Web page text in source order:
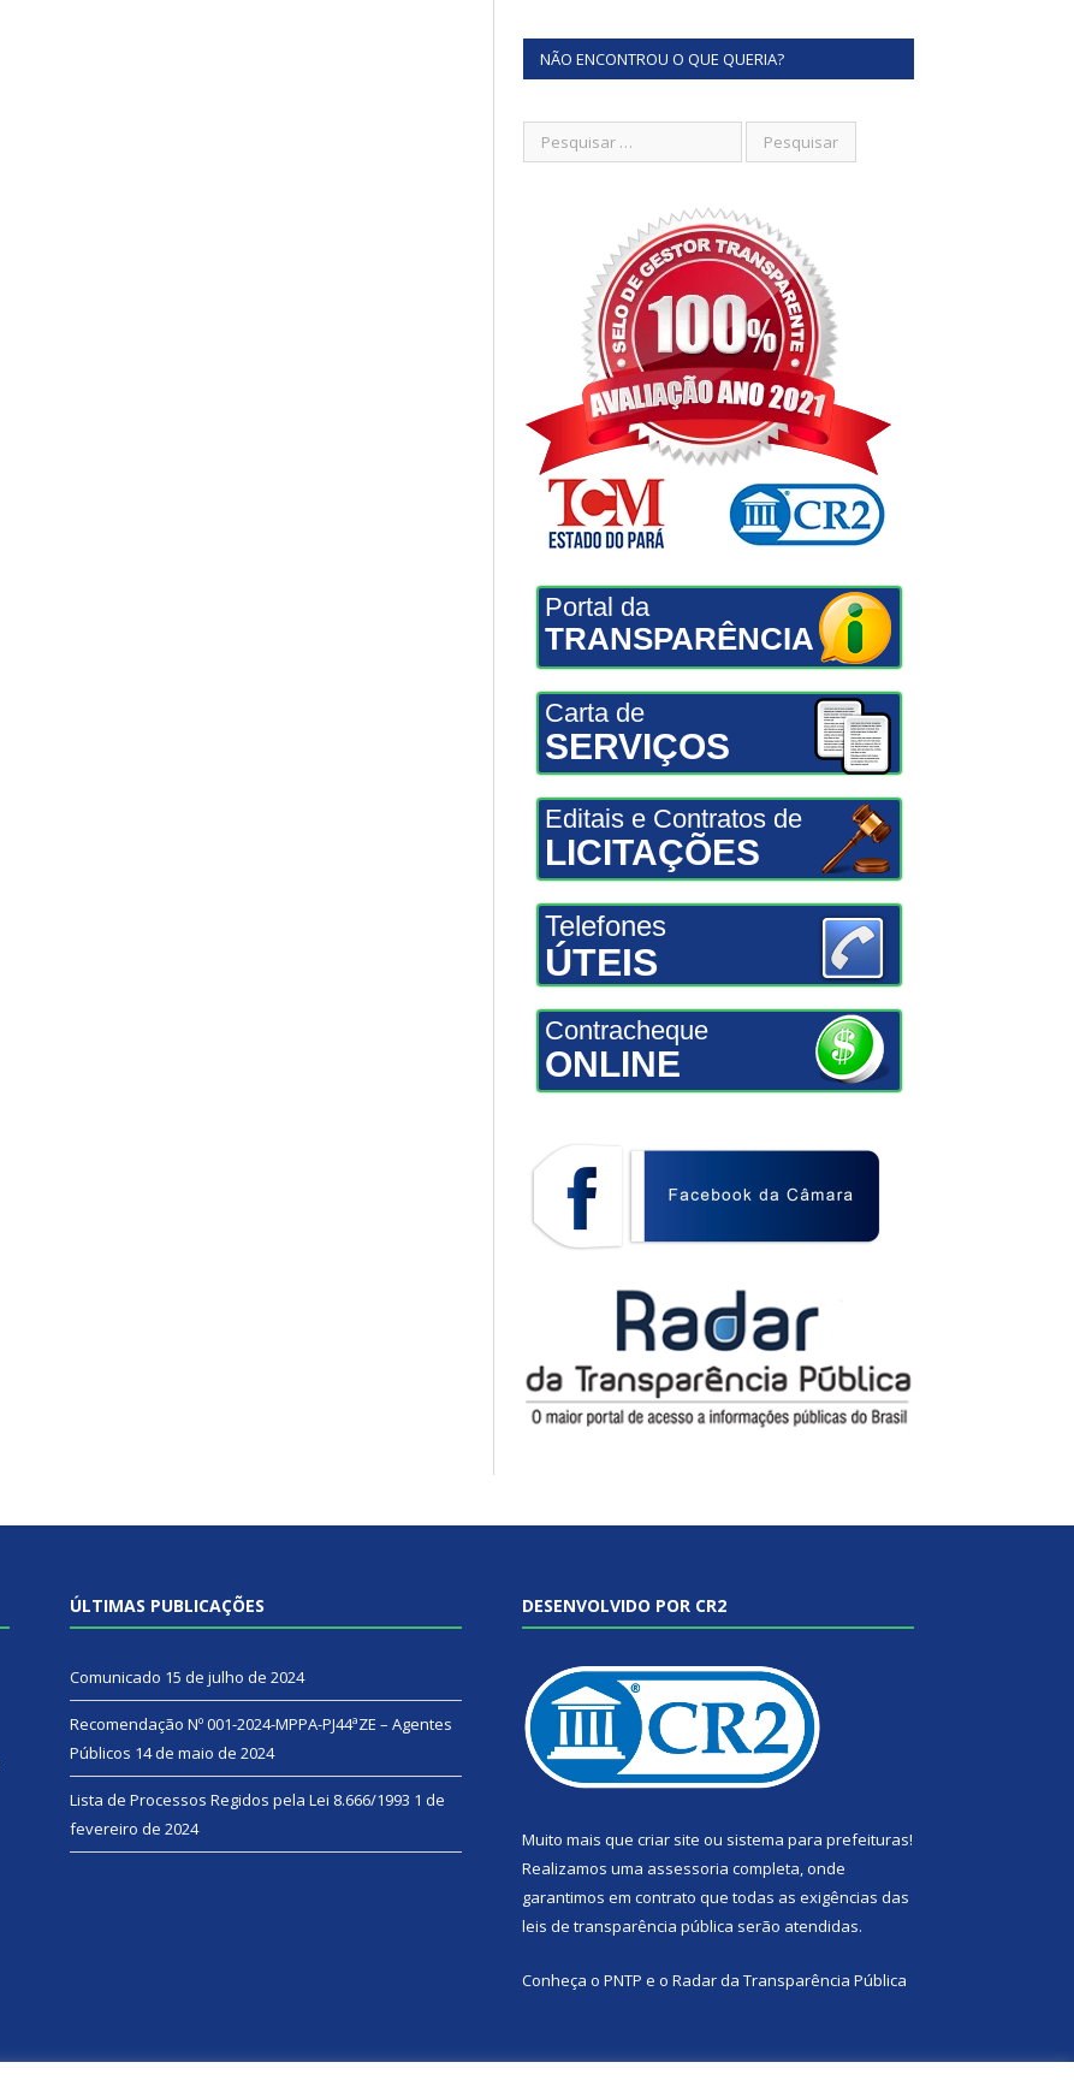
NÃO ENCONTROU O QUE QUERIA?
Portal da
TRANSPARÊNCIA
Carta de
SERVIÇOS
Editais e Contratos de
LICITAÇÕES
Telefones
ÚTEIS
Contracheque
ONLINE
ÚLTIMAS PUBLICAÇÕES
Comunicado 15 de julho de 2024
Recomendação Nº 001-2024-MPPA-PJ44ªZE – Agentes
Públicos 14 de maio de 2024
Lista de Processos Regidos pela Lei 8.666/1993 1 de
fevereiro de 2024
DESENVOLVIDO POR CR2
Muito mais que criar site ou sistema para prefeituras!
Realizamos uma assessoria completa, onde
garantimos em contrato que todas as exigências das
leis de transparência pública serão atendidas.
Conheça o PNTP e o Radar da Transparência Pública